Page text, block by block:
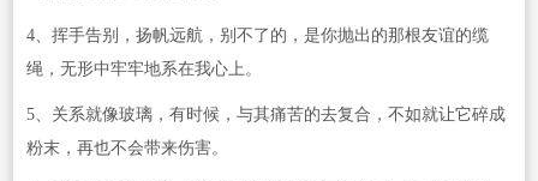
4、挥手告别，扬帆远航，别不了的，是你抛出的那根友谊的缆
绳，无形中牢牢地系在我心上。
5、关系就像玻璃，有时候，与其痛苦的去复合，不如就让它碎成
粉末，再也不会带来伤害。